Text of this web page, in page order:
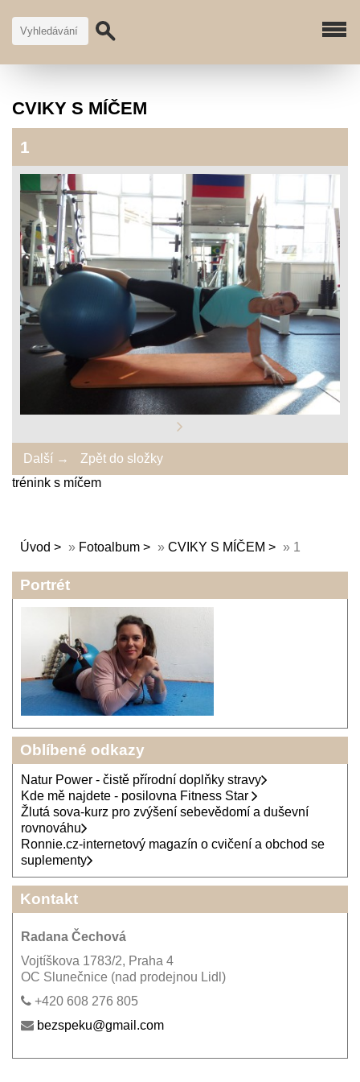
CVIKY S MÍČEM
1
Další →
Zpět do složky
trénink s míčem
Úvod » Fotoalbum » CVIKY S MÍČEM » 1
Portrét
Oblíbené odkazy
Natur Power - čistě přírodní doplňky stravy
Kde mě najdete - posilovna Fitness Star
Žlutá sova-kurz pro zvýšení sebevědomí a duševní
rovnováhu
Ronnie.cz-internetový magazín o cvičení a obchod se
suplementy
Kontakt
Radana Čechová
Vojtíškova 1783/2, Praha 4
OC Slunečnice (nad prodejnou Lidl)
+420 608 276 805
bezspeku@gmail.com